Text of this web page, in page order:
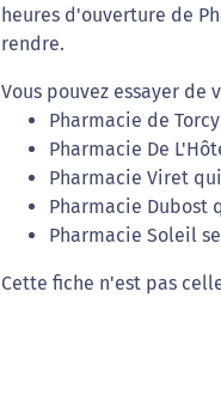
heures d'ouverture de
rendre.
Vous pouvez essayer de
Pharmacie de
Pharmacie De
Pharmacie Viret
Pharmacie Dubost
Pharmacie Soleil
Cette fiche n'est pas